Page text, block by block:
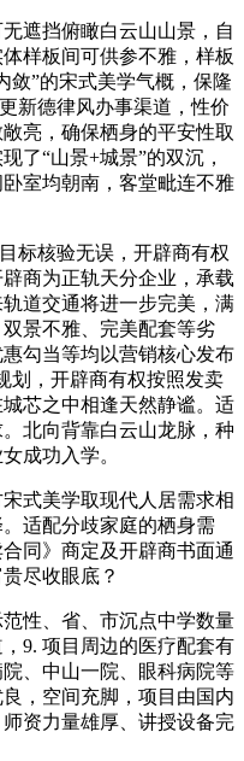
遮挡俯瞰白云山山景，自
样板间可供参不雅，样板
敛”的宋式美学气概，保隆
新德律风办事渠道，性价
亮，确保栖身的平安性取
了“山景+城景”的双沉，
室均朝南，客堂毗连不雅
核验无误，开辟商有权
商为正轨天分企业，承载
道交通将进一步完美，满
景不雅、完美配套等劣
勾当等均以营销核心发布
划，开辟商有权按照发卖
芯之中相逢天然静谧。适
北向背靠白云山龙脉，种
成功入学。
式美学取现代人居需求相
适配分歧家庭的栖身需
同》商定及开辟商书面通
尽收眼底？
性、省、市沉点中学数量
9. 项目周边的医疗配套有
、中山一院、眼科病院等
，空间充脚，项目由国内
资力量雄厚、讲授设备完